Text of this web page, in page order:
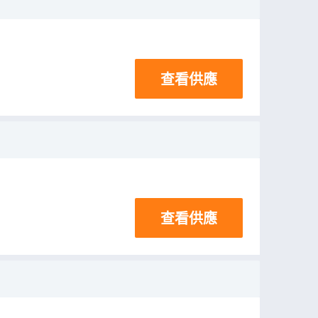
查看供應
查看供應